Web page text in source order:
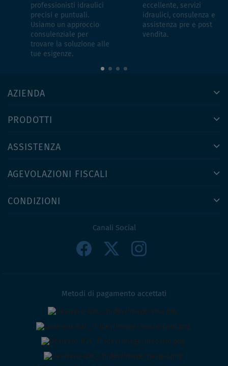
professionisti idraulici
precisi e puntuali.
Usiamo un approccio
consulenziale per
trovare la soluzione alle
tue esigenze.
eccellente, servizi
idraulici, consulenza e
assistenza pre e post
vendita.
AZIENDA
PRODOTTI
ASSISTENZA
AGEVOLAZIONI FISCALI
CONDIZIONI
Canali Social
Metodi di pagamento accettati